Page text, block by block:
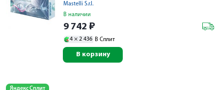
Mastelli S.r.l.
В наличии
9 742 ₽
4 × 2 436 В Сплит
В корзину
Яндекс Сплит